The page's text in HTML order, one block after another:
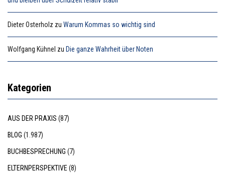
Dieter Osterholz zu Warum Kommas so wichtig sind
Wolfgang Kühnel zu Die ganze Wahrheit über Noten
Kategorien
AUS DER PRAXIS (87)
BLOG (1.987)
BUCHBESPRECHUNG (7)
ELTERNPERSPEKTIVE(8)